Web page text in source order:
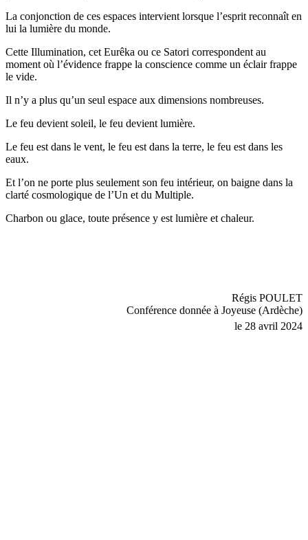
La conjonction de ces espaces intervient lorsque l’esprit reconnaît en
lui la lumière du monde.
Cette Illumination, cet Eurêka ou ce Satori correspondent au
moment où l’évidence frappe la conscience comme un éclair frappe
le vide.
Il n’y a plus qu’un seul espace aux dimensions nombreuses.
Le feu devient soleil, le feu devient lumière.
Le feu est dans le vent, le feu est dans la terre, le feu est dans les
eaux.
Et l’on ne porte plus seulement son feu intérieur, on baigne dans la
clarté cosmologique de l’Un et du Multiple.
Charbon ou glace, toute présence y est lumière et chaleur.
Régis POULET
Conférence donnée à Joyeuse (Ardèche)
le 28 avril 2024